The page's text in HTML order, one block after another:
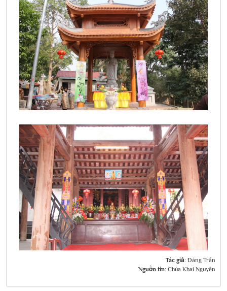
Tác giả: Đáng Trần
Nguồn tin: Chùa Khai Nguyên